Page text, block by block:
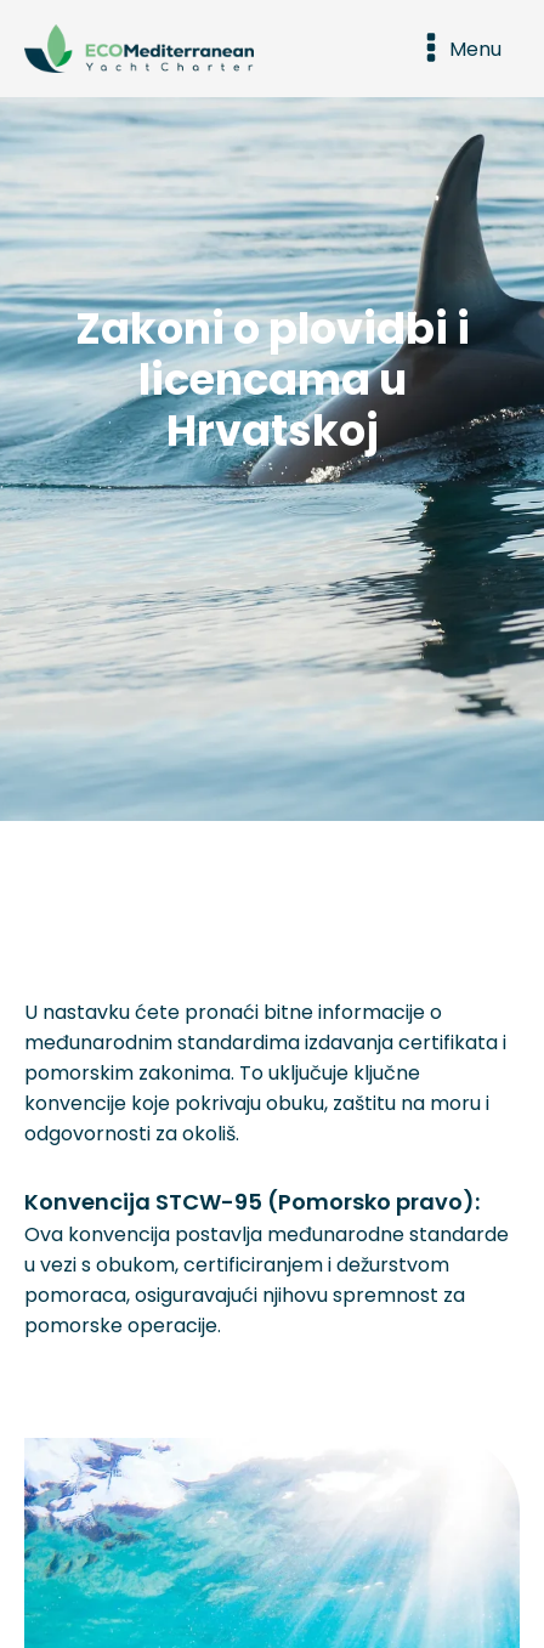
Menu
Zakoni o plovidbi i
licencama u
Hrvatskoj
U nastavku ćete pronaći bitne informacije o
međunarodnim standardima izdavanja certifikata i
pomorskim zakonima. To uključuje ključne
konvencije koje pokrivaju obuku, zaštitu na moru i
odgovornosti za okoliš.
Konvencija STCW-95 (Pomorsko pravo):
Ova konvencija postavlja međunarodne standarde
u vezi s obukom, certificiranjem i dežurstvom
pomoraca, osiguravajući njihovu spremnost za
pomorske operacije.